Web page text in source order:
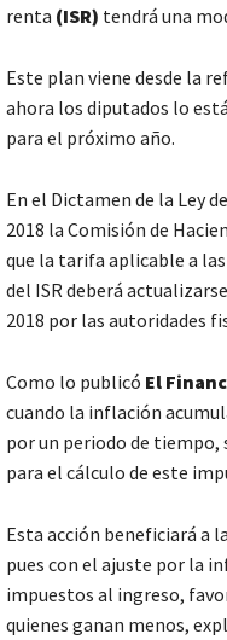
renta (ISR) tendrá una
Este plan viene desde la
ahora los diputados lo
para el próximo año.
En el Dictamen de la Ley
2018 la Comisión de
que la tarifa aplicable a
del ISR deberá
2018 por las autoridades
Como lo publicó El
cuando la inflación
por un periodo de tiempo,
para el cálculo de este
Esta acción beneficiará a
pues con el ajuste por la
impuestos al ingreso,
quienes ganan menos,